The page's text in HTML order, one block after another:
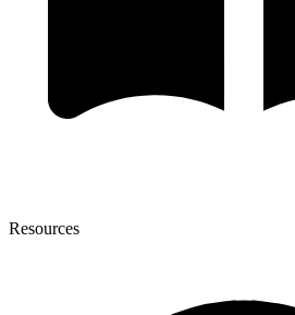
Resources